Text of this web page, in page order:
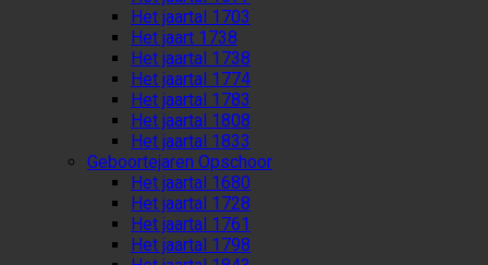
Het jaartal 1703
Het jaart 1738
Het jaartal 1738
Het jaartal 1774
Het jaartal 1783
Het jaartal 1808
Het jaartal 1833
Geboortejaren Opschoor
Het jaartal 1680
Het jaartal 1728
Het jaartal 1761
Het jaartal 1798